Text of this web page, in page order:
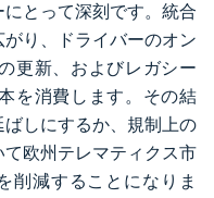
とって深刻です。統合
り、ドライバーのオン
更新、およびレガシー
を消費します。その結
しにするか、規制上の
欧州テレマティクス市
削減することになりま